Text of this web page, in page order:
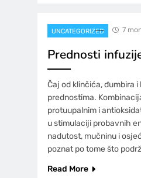
UNCATEGORIZED 7
Prednosti
Čaj od klinčića, đumbira
prednostima.
protuupalnim i
u stimulaciji probavnih
nadutost, mučninu i
poznat po tome što
Read More